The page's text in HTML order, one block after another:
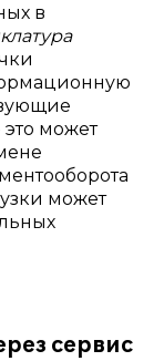
в
это может
может
сервис